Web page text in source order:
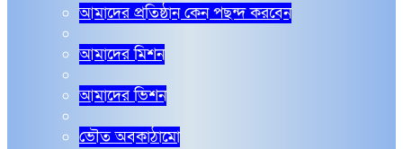
আমাদের প্রতিষ্ঠান কেন পছন্দ করবেন
আমাদের মিশন
আমাদের ভিশন
ভৌত অবকাঠামো